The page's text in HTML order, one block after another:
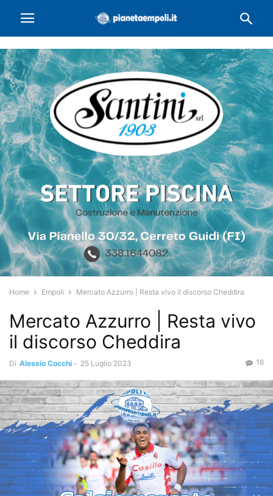
Home Empoli Mercato Azzurro | Resta vivo il discorso Cheddira
Mercato Azzurro | Resta vivo
il discorso Cheddira
Di Alessio Cocchi - 25 Luglio 2023 16